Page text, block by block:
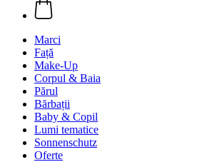
Marci
Față
Make-Up
Corpul & Baia
Părul
Bărbații
Baby & Copil
Lumi tematice
Sonnenschutz
Oferte